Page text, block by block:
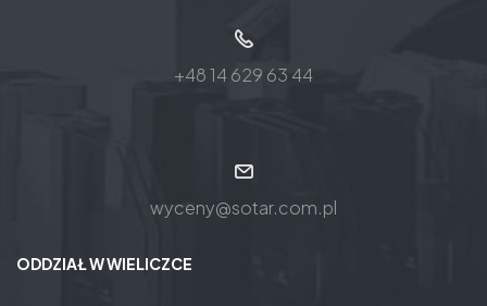
+48 14 629 63 44
wyceny@sotar.com.pl
ODDZIAŁ W WIELICZCE